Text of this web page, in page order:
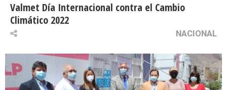
Valmet Día Internacional contra el Cambio
Climático 2022
NACIONAL